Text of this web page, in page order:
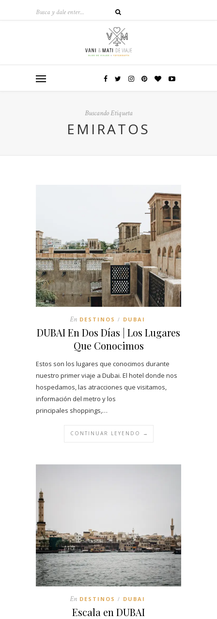
Buscando Etiqueta
EMIRATOS
En DESTINOS / DUBAI
DUBAI En Dos Días | Los Lugares
Que Conocimos
Estos son los lugares que conocimos durante
nuestro primer viaje a Dubai. El hotel donde nos
hospedamos, las atracciones que visitamos,
información del metro y los
principales shoppings,…
CONTINUAR LEYENDO →
En DESTINOS / DUBAI
Escala en DUBAI